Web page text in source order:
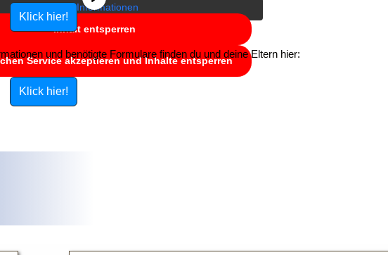
Mehr Informationen
Inhalt entsperren
Service akzeptieren und Inhalte entsperren
Klick hier!
und benötigte Formulare finden du und deine Eltern hier:
Klick hier!